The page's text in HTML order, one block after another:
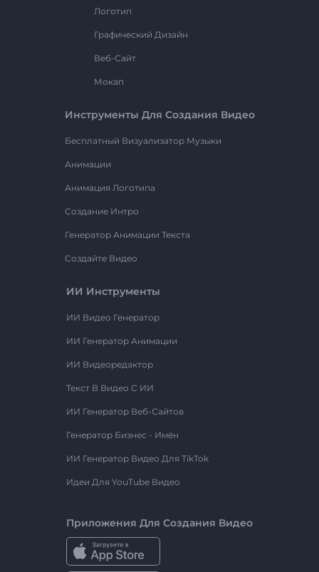
Логотип
Графический Дизайн
Веб-Сайт
Мокап
Инструменты Для Создания Видео
Бесплатный Визуализатор Музыки
Анимации
Анимация Логотипа
Создание Интро
Генератор Анимации Текста
Создайте Видео
ИИ Инструменты
ИИ Видео Генератор
ИИ Генератор Анимации
ИИ Видеоредактор
Текст В Видео С ИИ
ИИ Генератор Веб-Сайтов
Генератор Бизнес - Имён
ИИ Генератор Видео Для TikTok
Идеи Для YouTube Видео
Приложения Для Создания Видео